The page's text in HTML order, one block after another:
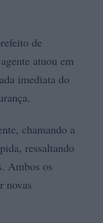
de
atuou em
imediata do
chamando a
ressaltando
Ambos os
novas